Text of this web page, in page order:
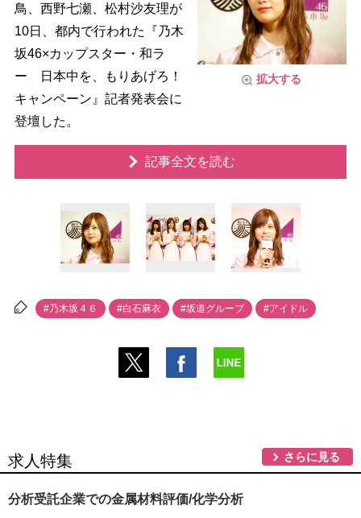
拡大する
鳥、西野七瀬、松村沙友理が
10日、都内で行われた『乃木
坂46×カップスター・和ラ
ー 日本中を、もりあげろ！
キャンペーン』記者発表会に
登壇した。
記事全文を読む
#乃木坂４６ #白石麻衣 #坂道グループ #アイドル
求人特集 さらに見る
分析受託企業での金属材料評価/化学分析